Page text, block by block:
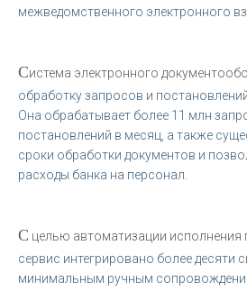
межведомственного электронного
Система электронного
обработку запросов и
Она обрабатывает более 11 млн
постановлений в месяц, а также
сроки обработки документов и
расходы банка на персонал.
С целью автоматизации
сервис интегрировано более десяти
минимальным ручным